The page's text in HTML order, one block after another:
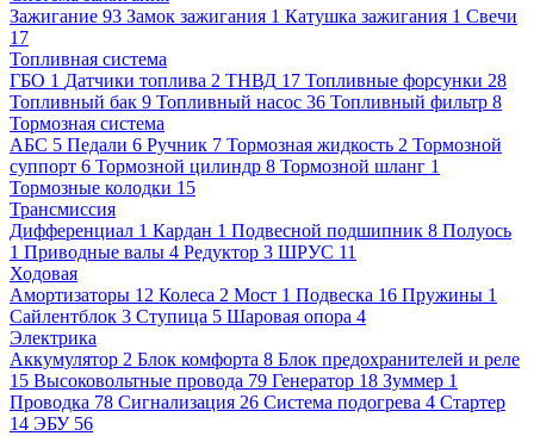
Зажигание 93 Замок зажигания 1 Катушка зажигания 1 Свечи
17
Топливная система
ГБО 1 Датчики топлива 2 ТНВД 17 Топливные форсунки 28
Топливный бак 9 Топливный насос 36 Топливный фильтр 8
Тормозная система
АБС 5 Педали 6 Ручник 7 Тормозная жидкость 2 Тормозной
суппорт 6 Тормозной цилиндр 8 Тормозной шланг 1
Тормозные колодки 15
Трансмиссия
Дифференциал 1 Кардан 1 Подвесной подшипник 8 Полуось
1 Приводные валы 4 Редуктор 3 ШРУС 11
Ходовая
Амортизаторы 12 Колеса 2 Мост 1 Подвеска 16 Пружины 1
Сайлентблок 3 Ступица 5 Шаровая опора 4
Электрика
Аккумулятор 2 Блок комфорта 8 Блок предохранителей и реле
15 Высоковольтные провода 79 Генератор 18 Зуммер 1
Проводка 78 Сигнализация 26 Система подогрева 4 Стартер
14 ЭБУ 56